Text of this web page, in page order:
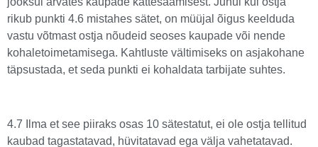
rikub punkti 4.6 mistahes sätet, on müüjal õigus keelduda
vastu võtmast ostja nõudeid seoses kaupade või nende
kohaletoimetamisega. Kahtluste vältimiseks on asjakohane
täpsustada, et seda punkti ei kohaldata tarbijate suhtes.
4.7 Ilma et see piiraks osas 10 sätestatut, ei ole ostja tellitud
kaubad tagastatavad, hüvitatavad ega välja vahetatavad.